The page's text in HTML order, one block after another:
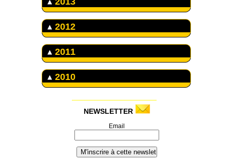
2012
2011
2010
NEWSLETTER
Email